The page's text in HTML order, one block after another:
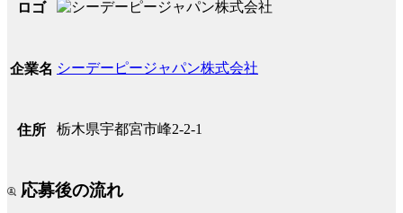
ロゴ
企業名 シーデーピージャパン株式会社
住所 栃木県宇都宮市峰2-2-1
応募後の流れ